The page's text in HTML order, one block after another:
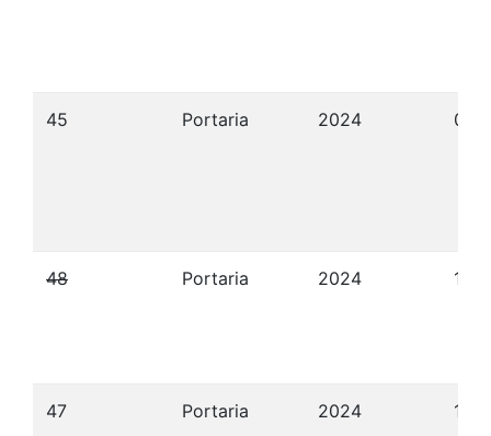
45 Portaria 2024 06/
48 Portaria 2024 19/
47 Portaria 2024 18/